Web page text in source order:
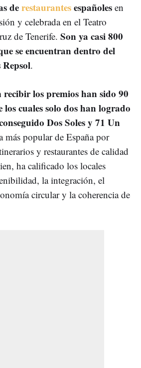
derestaurantesespañoles en
y celebrada en el Teatro
de Tenerife. Son ya casi 800
se encuentran dentro del
.
los premios han sido 90
los cuales solo dos han logrado
Dos Soles y 71 Un
más popular de España por
y restaurantes de calidad
ha calificado los locales
la integración, el
circular y la coherencia de